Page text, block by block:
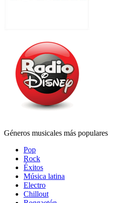
Géneros musicales más populares
Pop
Rock
Éxitos
Música latina
Electro
Chillout